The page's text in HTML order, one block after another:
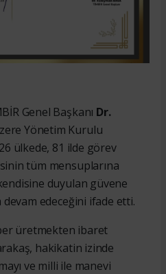
Genel Başkanı Dr.
Yönetim Kurulu
ülkede, 81 ilde görev
tüm mensuplarına
duyulan güvene
devam edeceğini ifade etti.
üretmekten ibaret
hakikatin izinde
ve milli ile manevi